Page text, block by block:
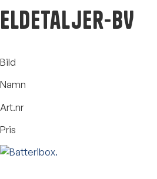
Eldetaljer-BV
Bild
Namn
Art.nr
Pris